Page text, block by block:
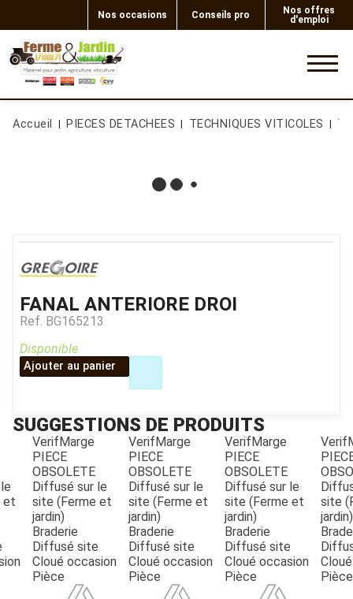
Nos occasions Conseils pro
Nos offres
d'emploi
JOUET
ESPACES VERTS
Accueil PIECES DETACHEES TECHNIQUES VITICOLES
FANAL ANTERIORE DROI
Ref. BG165213
Disponible
Ajouter au panier
SUGGESTIONS DE PRODUITS
et
VerifMarge
PIECE
OBSOLETE
Diffusé sur le
site (Ferme et
jardin)
Braderie
Diffusé site
Cloué occasion
Pièce
VerifMarge
PIECE
OBSOLETE
Diffusé sur le
site (Ferme et
jardin)
Braderie
Diffusé site
Cloué occasion
Pièce
VerifMarge
PIECE
OBSOLETE
Diffusé sur le
site (Ferme et
jardin)
Braderie
Diffusé site
Cloué occasion
Pièce
site
jardin)
Pièce